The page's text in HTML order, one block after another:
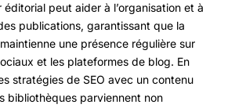
éditorial peut aider à l’organisation et à
publications, garantissant que la
une présence régulière sur
et les plateformes de blog. En
stratégies de SEO avec un contenu
bibliothèques parviennent non